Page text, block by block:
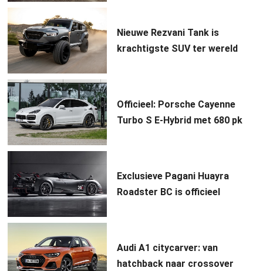
Nieuwe Rezvani Tank is
krachtigste SUV ter wereld
Officieel: Porsche Cayenne
Turbo S E-Hybrid met 680 pk
Exclusieve Pagani Huayra
Roadster BC is officieel
Audi A1 citycarver: van
hatchback naar crossover